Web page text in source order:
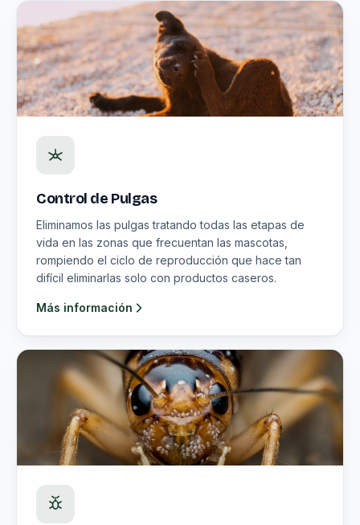
Control de Pulgas
Eliminamos las pulgas tratando todas las etapas de
vida en las zonas que frecuentan las mascotas,
rompiendo el ciclo de reproducción que hace tan
difícil eliminarlas solo con productos caseros.
Más información